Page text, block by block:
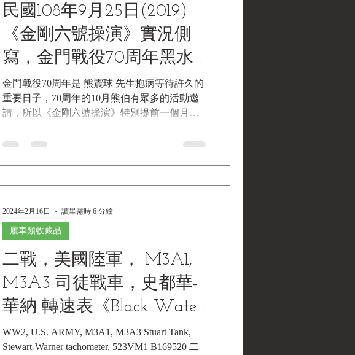
具凱迪拉克V8汽車引擎以及Hydramatic 自動變
速箱，並為此重新設計了車體後部。而M5A1則
是M5的進一步升級，配備了與M3A3類似的較
大砲塔以及改良的火砲穩定裝置。此系列戰車
給美國及其他同盟國軍隊使用。特別值得一提
的是，在戡亂戰爭後期的金門戰役中，M5A1戰
車更扮演了扭轉戰局的關鍵角色，為中華民國
的勝利立下汗馬功勞，是此戰役獲勝的重要關
鍵。 M5/M5A1 司徒戰車生產資訊由 Joe
DeMarco 提供 生產資訊
民國108年9月25日(2019)
《金剛六號操演》實況側
寫，金門戰役70周年黑水
博物館紀念活動
金門戰役70周年是 熊震球 先生抱病等待許久的
重要日子，70周年的10月熊伯有眾多的活動邀
請，所以《金剛六號操演》特別提前一個月，
訂於108年9月25日(星期三)舉行，黑水電影劇組
也特別提前一個月為機動操演做準備。這次紀
二戰，美國陸軍， M3A1,
M3A3 司徒戰車，史都華-
華納 轉速表《Black Water
Museum Collections | 黑水
WW2, U.S. ARMY, M3A1, M3A3 Stuart Tank,
Stewart-Warner tachometer, 523VM1 B169520 二
履車類收藏品
2024年2月16日 讀畢需時 6 分鐘